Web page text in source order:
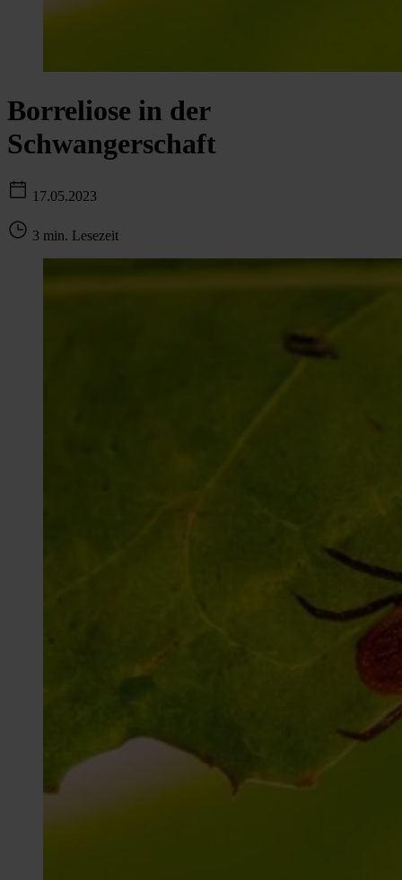
Borreliose in der
Schwangerschaft
17.05.2023
3 min. Lesezeit